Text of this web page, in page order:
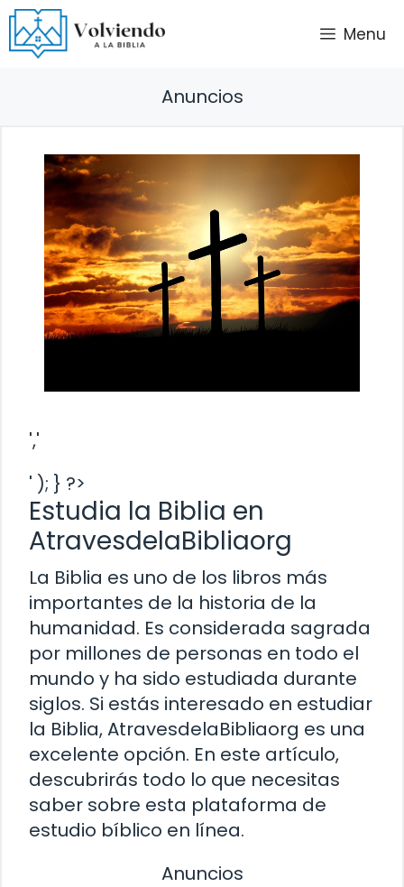
Saltar
al
contenido
Menu
Anuncios
','
' ); } ?>
Estudia la Biblia en
AtravesdelaBibliaorg
La Biblia es uno de los libros más
importantes de la historia de la
humanidad. Es considerada sagrada
por millones de personas en todo el
mundo y ha sido estudiada durante
siglos. Si estás interesado en estudiar
la Biblia, AtravesdelaBibliaorg es una
excelente opción. En este artículo,
descubrirás todo lo que necesitas
saber sobre esta plataforma de
estudio bíblico en línea.
Anuncios